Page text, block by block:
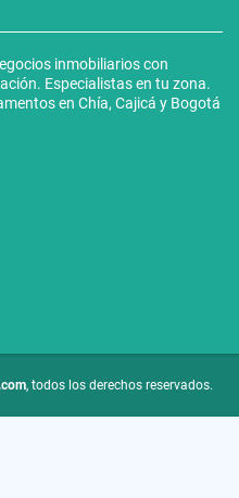
inmobiliarios con
Especialistas en tu zona.
en Chía, Cajicá y Bogotá
, todos los derechos reservados.